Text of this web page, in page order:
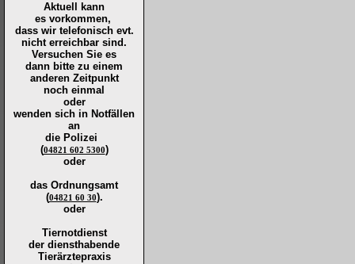
Aktuell kann
es vorkommen,
dass wir telefonisch evt.
nicht erreichbar sind.
Versuchen Sie es
dann bitte zu einem
anderen Zeitpunkt
noch einmal
oder
wenden sich in Notfällen
an
die Polizei
(04821 602 5300)
oder
das Ordnungsamt
(04821 60 30).
oder
Tiernotdienst
der diensthabende
Tierärztepraxis